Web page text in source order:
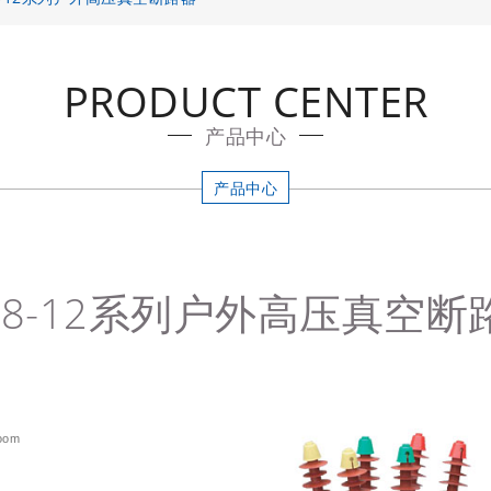
PRODUCT CENTER
产品中心
产品中心
12系列户外高压真空断